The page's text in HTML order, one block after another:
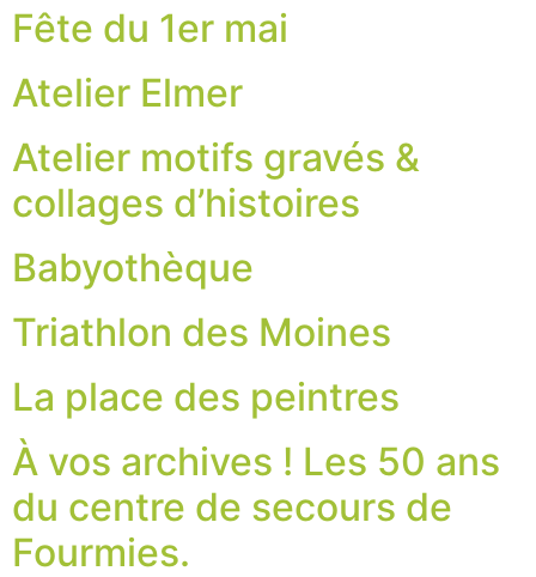
Fête du 1er mai
Atelier Elmer
Atelier motifs gravés &
collages d’histoires
Babyothèque
Triathlon des Moines
La place des peintres
À vos archives ! Les 50 ans
du centre de secours de
Fourmies.